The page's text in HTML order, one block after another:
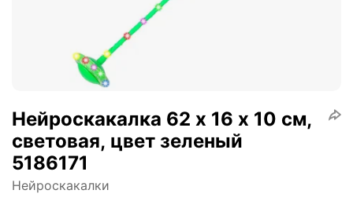
Нейроскакалка 62 х 16 х 10 см,
световая, цвет зеленый
5186171
Нейроскакалки